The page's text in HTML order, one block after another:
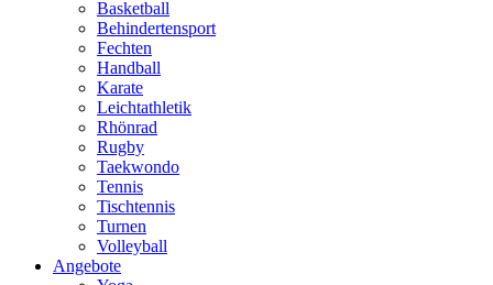
Basketball
Behindertensport
Fechten
Handball
Karate
Leichtathletik
Rhönrad
Rugby
Taekwondo
Tennis
Tischtennis
Turnen
Volleyball
Angebote